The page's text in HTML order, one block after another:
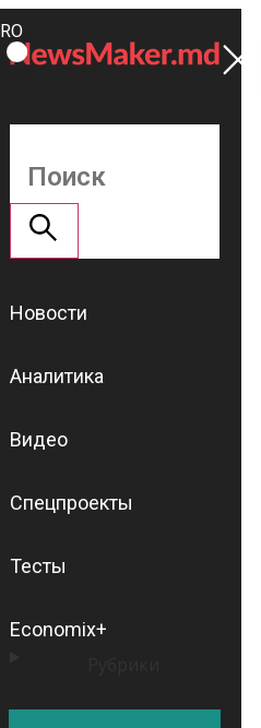
ROMÂNĂ
RU
Поддержать
NM
Новости
Аналитика
Видео
Спецпроекты
Тесты
Economix+